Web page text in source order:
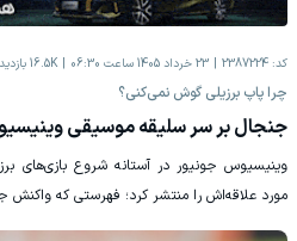
کد: 2387224 23 خرداد 1405 ساعت 06:30 16.5K بازدید
چرا پاپ برزیلی گوش نمی‌کنی؟
جنجال بر سر سلیقه موسیقی
مورد علاقه‌اش را منتشر کرد؛ فهرستی که واکنش